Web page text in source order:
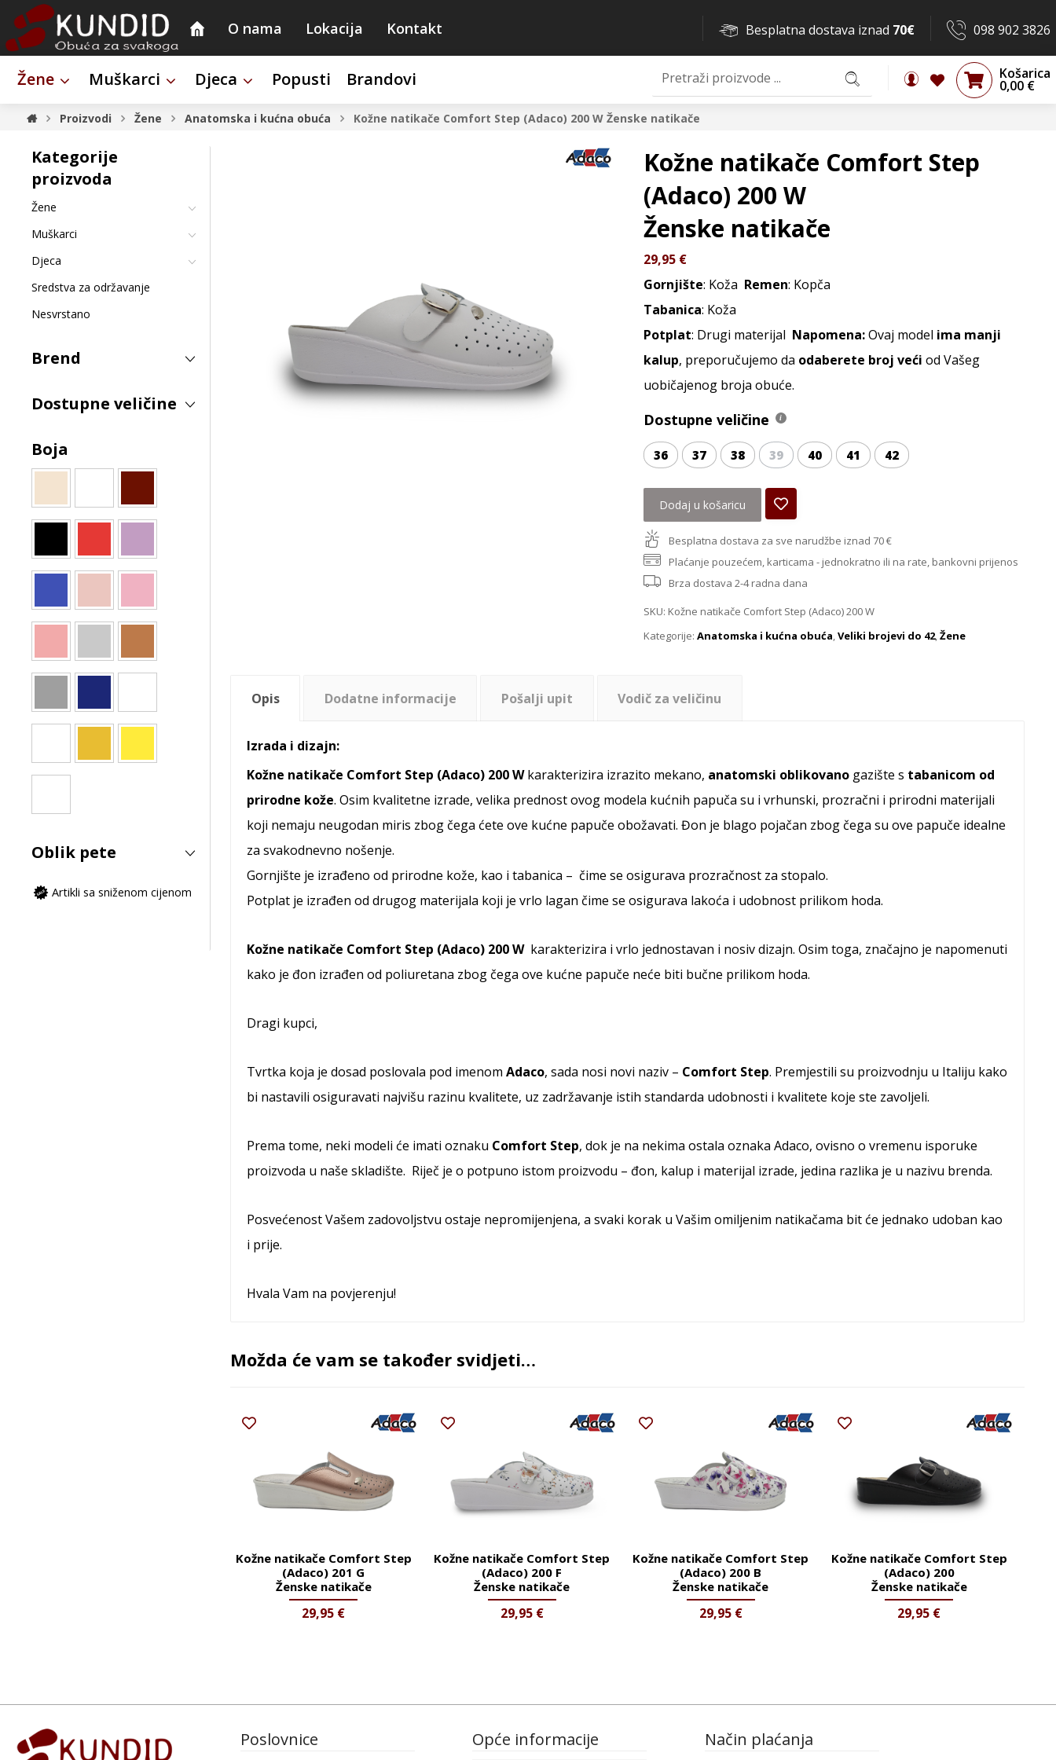
O nama Lokacija Kontakt 098 902 3826
Besplatna dostava iznad 70€
Žene Muškarci Djeca Popusti Brandovi Košarica
0,00 €
Proizvodi Žene Anatomska i kućna obuća Kožne natikače Comfort Step (Adaco) 200 W Ženske natikače
Kožne natikače Comfort Step
(Adaco) 200 W
Ženske natikače
29,95 €
Gornjište: Koža Remen: Kopča
Tabanica: Koža
Potplat: Drugi materijal Napomena:Ovaj model ima manji
kalup, preporučujemo da odaberete broj veći od Vašeg
uobičajenog broja obuće.
Dostupne veličine
36 37 38 39 40 41 42
Dodaj u košaricu
Besplatna dostava za sve narudžbe iznad 70 €
Plaćanje pouzećem, karticama - jednokratno ili na rate, bankovni prijenos
Brza dostava 2-4 radna dana
SKU: Kožne natikače Comfort Step (Adaco) 200 W
Kategorije: Anatomska i kućna obuća,Veliki brojevi do 42,Žene
Opis Dodatne informacije Pošalji upit Vodič za veličinu
Izrada i dizajn:
Kožne natikače Comfort Step (Adaco) 200 Wkarakterizira izrazito mekano, anatomski oblikovanogazište s tabanicom od
prirodne kože. Osim kvalitetne izrade, velika prednost ovog modela kućnih papuča su i vrhunski, prozračni i prirodni materijali
koji nemaju neugodan miris zbog čega ćete ove kućne papuče obožavati. Đon je blago pojačan zbog čega su ove papuče idealne
za svakodnevno nošenje.
Gornjište je izrađeno od prirodne kože, kao i tabanica – čime se osigurava prozračnost za stopalo.
Potplat je izrađen od drugog materijala koji je vrlo lagan čime se osigurava lakoća i udobnost prilikom hoda.
Kožne natikače Comfort Step (Adaco) 200 W karakterizira i vrlo jednostavan i nosiv dizajn. Osim toga, značajno je napomenuti
kako je đon izrađen od poliuretana zbog čega ove kućne papuče neće biti bučne prilikom hoda.
Dragi kupci,
Tvrtka koja je dosad poslovala pod imenom Adaco, sada nosi novi naziv – Comfort Step. Premjestili su proizvodnju u Italiju kako
bi nastavili osiguravati najvišu razinu kvalitete, uz zadržavanje istih standarda udobnosti i kvalitete koje ste zavoljeli.
Prema tome, neki modeli će imati oznaku Comfort Step, dok je na nekima ostala oznaka Adaco, ovisno o vremenu isporuke
proizvoda u naše skladište. Riječ je o potpuno istom proizvodu – đon, kalup i materijal izrade, jedina razlika je u nazivu brenda.
Posvećenost Vašem zadovoljstvu ostaje nepromijenjena, a svaki korak u Vašim omiljenim natikačama bit će jednako udoban kao
i prije.
Hvala Vam na povjerenju!
Možda će vam se također svidjeti…
Kožne natikače Comfort Step
(Adaco) 201 G
Ženske natikače
29,95 €
Kožne natikače Comfort Step
(Adaco) 200 F
Ženske natikače
29,95 €
Kožne natikače Comfort Step
(Adaco) 200 B
Ženske natikače
29,95 €
Kožne natikače Comfort Step
(Adaco) 200
Ženske natikače
29,95 €
Kategorije
proizvoda
Žene
Muškarci
Djeca
Sredstva za održavanje
Nesvrstano
Brend
Dostupne veličine
Boja
Oblik pete
Artikli sa sniženom cijenom
Poslovnice Opće informacije Način plaćanja